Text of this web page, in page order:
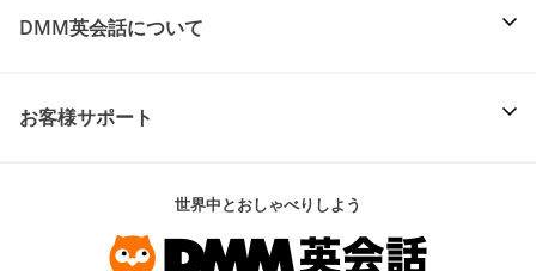
DMM英会話について
お客様サポート
世界中とおしゃべりしよう